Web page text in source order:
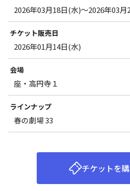
2026年03月18日(水)～2026年03月
チケット販売日
2026年01月14日(水)
会場
座・高円寺１
ラインナップ
春の劇場 33
チケットを